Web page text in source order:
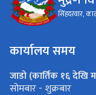
सिंहदरवार,
कार्यालय समय
जाडो (कार्तिक १६ देखि
सोमबार - शुक्रबार